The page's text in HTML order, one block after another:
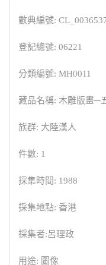
數典編號:
登記總號: 06221
分類編號: MH0011
藏品名稱: 木雕版畫─
族群: 大陸漢人
件數: 1
採集時間: 1988
採集地點: 香港
採集者:呂理政
用途: 圖像